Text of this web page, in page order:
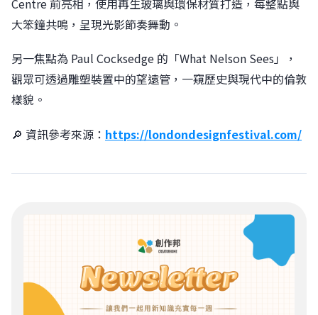
Centre 前亮相，使用再生玻璃與環保材質打造，每整點與
大笨鐘共鳴，呈現光影節奏舞動。
另一焦點為 Paul Cocksedge 的「What Nelson Sees」，
觀眾可透過雕塑裝置中的望遠管，一窺歷史與現代中的倫敦
樣貌。
🔎 資訊參考來源： https://londondesignfestival.com/